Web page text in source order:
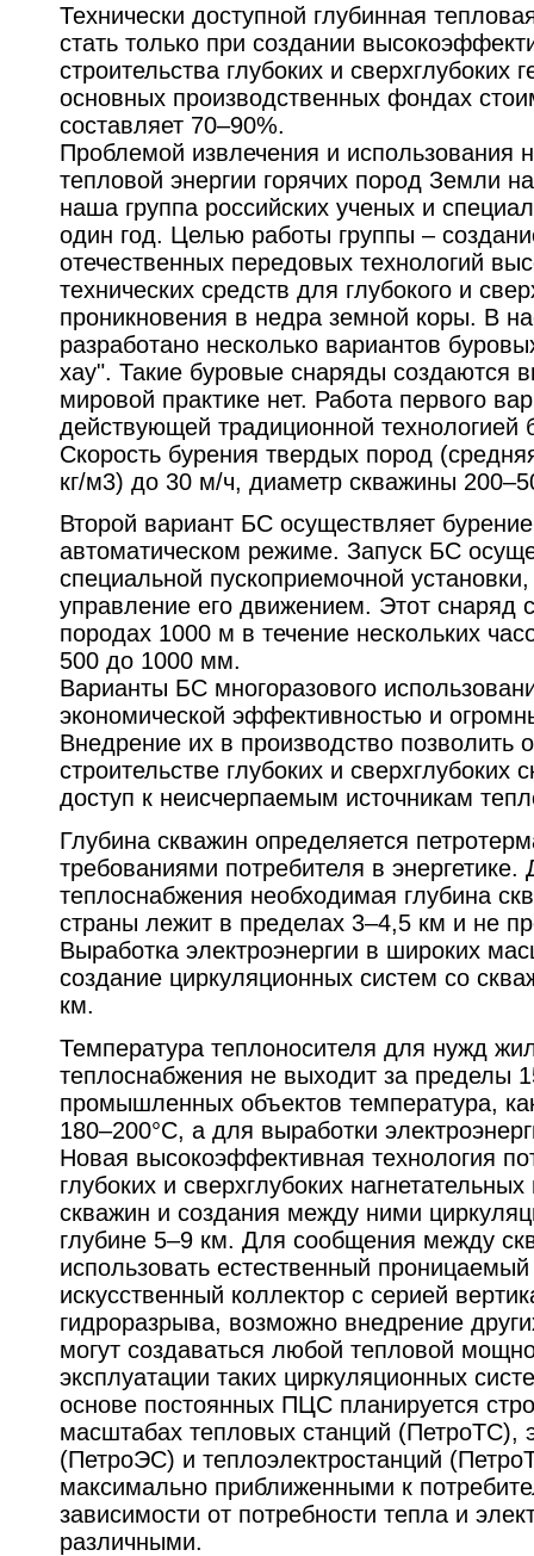
Технически доступной глубинная
стать только при создании
строительства глубоких и сверхглубоких
основных производственных фондах
составляет 70–90%.
Проблемой извлечения и использования
тепловой энергии горячих пород Земли
наша группа российских ученых и
один год. Целью работы группы –
отечественных передовых технологий
технических средств для глубокого и
проникновения в недра земной коры. В
разработано несколько вариантов
хау". Такие буровые снаряды создаются
мировой практике нет. Работа первого
действующей традиционной технологией
Скорость бурения твердых пород
кг/м3) до 30 м/ч, диаметр скважины
Второй вариант БС осуществляет
автоматическом режиме. Запуск БС
специальной пускоприемочной
управление его движением. Этот снаряд
породах 1000 м в течение нескольких
500 до 1000 мм.
Варианты БС многоразового
экономической эффективностью и
Внедрение их в производство позволить
строительстве глубоких и сверхглубоких
доступ к неисчерпаемым источникам
Глубина скважин определяется
требованиями потребителя в
теплоснабжения необходимая глубина
страны лежит в пределах 3–4,5 км и не
Выработка электроэнергии в широких
создание циркуляционных систем со
км.
Температура теплоносителя для нужд
теплоснабжения не выходит за пределы
промышленных объектов температура,
180–200°С, а для выработки
Новая высокоэффективная технология
глубоких и сверхглубоких
скважин и создания между ними
глубине 5–9 км. Для сообщения между
использовать естественный
искусственный коллектор с серией
гидроразрыва, возможно внедрение
могут создаваться любой тепловой
эксплуатации таких циркуляционных
основе постоянных ПЦС планируется
масштабах тепловых станций (ПетроТС),
(ПетроЭС) и теплоэлектростанций
максимально приближенными к
зависимости от потребности тепла и
различными.